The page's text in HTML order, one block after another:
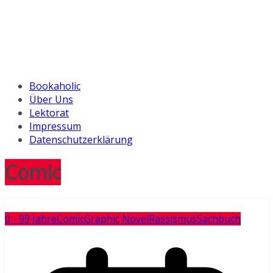
Bookaholic
Über Uns
Lektorat
Impressum
Datenschutzerklärung
Comic
0 - 99 JahreComicGraphic NovelRassismusSachbuch